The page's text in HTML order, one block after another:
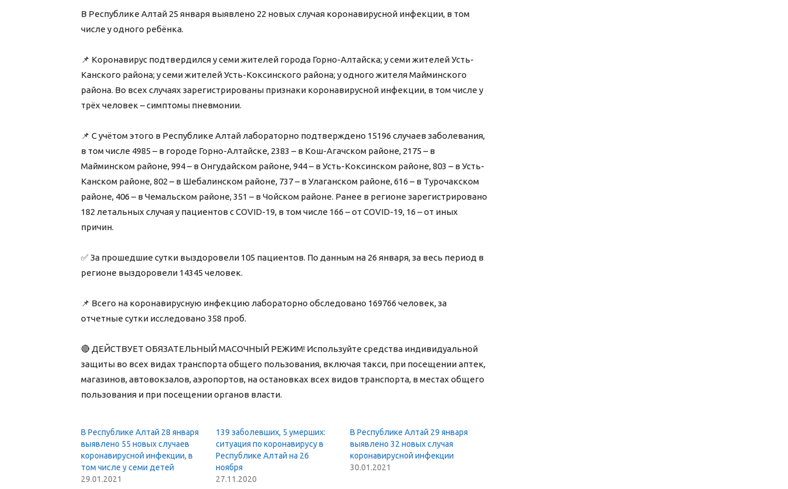
В Республике Алтай 25 января выявлено 22 новых случая коронавирусной инфекции, в том
числе у одного ребёнка.
📌 Коронавирус подтвердился у семи жителей города Горно-Алтайска; у семи жителей Усть-
Канского района; у семи жителей Усть-Коксинского района; у одного жителя Майминского
района. Во всех случаях зарегистрированы признаки коронавирусной инфекции, в том числе у
трёх человек – симптомы пневмонии.
📌 С учётом этого в Республике Алтай лабораторно подтверждено 15196 случаев заболевания,
в том числе 4985 – в городе Горно-Алтайске, 2383 – в Кош-Агачском районе, 2175 – в
Майминском районе, 994 – в Онгудайском районе, 944 – в Усть-Коксинском районе, 803 – в Усть-
Канском районе, 802 – в Шебалинском районе, 737 – в Улаганском районе, 616 – в Турочакском
районе, 406 – в Чемальском районе, 351 – в Чойском районе. Ранее в регионе зарегистрировано
182 летальных случая у пациентов с COVID-19, в том числе 166 – от COVID-19, 16 – от иных
причин.
✅ За прошедшие сутки выздоровели 105 пациентов. По данным на 26 января, за весь период в
регионе выздоровели 14345 человек.
📌 Всего на коронавирусную инфекцию лабораторно обследовано 169766 человек, за
отчетные сутки исследовано 358 проб.
🔴 ДЕЙСТВУЕТ ОБЯЗАТЕЛЬНЫЙ МАСОЧНЫЙ РЕЖИМ! Используйте средства индивидуальной
защиты во всех видах транспорта общего пользования, включая такси, при посещении аптек,
магазинов, автовокзалов, аэропортов, на остановках всех видов транспорта, в местах общего
пользования и при посещении органов власти.
В Республике Алтай 28 января
выявлено 55 новых случаев
коронавирусной инфекции, в
том числе у семи детей
29.01.2021
139 заболевших, 5 умерших:
ситуация по коронавирусу в
Республике Алтай на 26
ноября
27.11.2020
В Республике Алтай 29 января
выявлено 32 новых случая
коронавирусной инфекции
30.01.2021